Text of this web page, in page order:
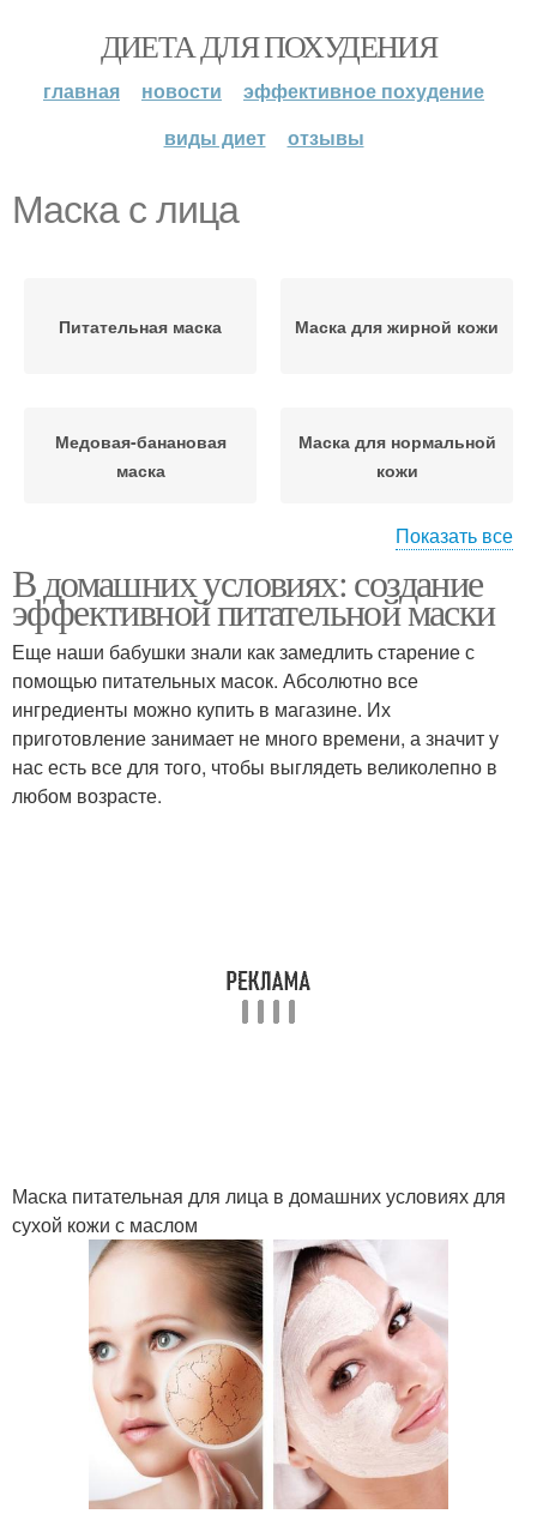
ДИЕТА ДЛЯ ПОХУДЕНИЯ
главная новости
эффективное похудение
виды диет
отзывы
Маска с лица
Питательная маска Маска для жирной кожи
Медовая-банановая
маска
Маска для нормальной
кожи
Зеленая маска
кожи
Маски в домашних
условиях
Ингредиенты для
питательной маски
Маски для жирной кожи Косметические маски
Проблемы с лицом
Маска на влажной коже
Ингредиент для
питательной маски
Показать все
В домашних условиях: создание
эффективной питательной маски
Еще наши бабушки знали как замедлить старение с
помощью питательных масок. Абсолютно все
ингредиенты можно купить в магазине. Их
приготовление занимает не много времени, а значит у
нас есть все для того, чтобы выглядеть великолепно в
любом возрасте.
Маска питательная для лица в домашних условиях для
сухой кожи с маслом